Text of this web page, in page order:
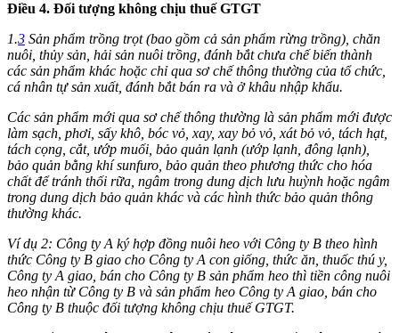
Điều 4. Đối tượng không chịu thuế GTGT
1.3 Sản phẩm trồng trọt (bao gồm cả sản phẩm rừng trồng), chăn
nuôi, thủy sản, hải sản nuôi trồng, đánh bắt chưa chế biến thành
các sản phẩm khác hoặc chỉ qua sơ chế thông thường của tổ chức,
cá nhân tự sản xuất, đánh bắt bán ra và ở khâu nhập khẩu.
Các sản phẩm mới qua sơ chế thông thường là sản phẩm mới được
làm sạch, phơi, sấy khô, bóc vỏ, xay, xay bỏ vỏ, xát bỏ vỏ, tách hạt,
tách cọng, cắt, ướp muối, bảo quản lạnh (ướp lạnh, đông lạnh),
bảo quản bằng khí sunfuro, bảo quản theo phương thức cho hóa
chất để tránh thối rữa, ngâm trong dung dịch lưu huỳnh hoặc ngâm
trong dung dịch bảo quản khác và các hình thức bảo quản thông
thường khác.
Ví dụ 2: Công ty A ký hợp đồng nuôi heo với Công ty B theo hình
thức Công ty B giao cho Công ty A con giống, thức ăn, thuốc thú y,
Công ty A giao, bán cho Công ty B sản phẩm heo thì tiền công nuôi
heo nhận từ Công ty B và sản phẩm heo Công ty A giao, bán cho
Công ty B thuộc đối tượng không chịu thuế GTGT.